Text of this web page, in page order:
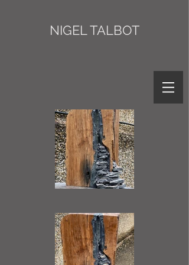
NIGEL TALBOT